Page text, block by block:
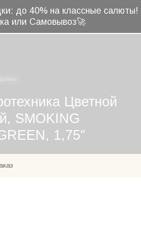
до 40% на классные салюты!
или Самовывоз🚀
Цветной
SMOKING
1,75"